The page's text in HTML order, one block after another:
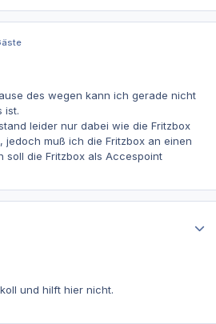
des wegen kann ich gerade nicht
ist.
leider nur dabei wie die Fritzbox
jedoch muß ich die Fritzbox an einen
soll die Fritzbox als Accespoint
und hilft hier nicht.